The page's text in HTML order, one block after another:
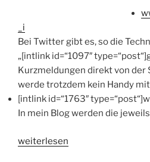
_i
Bei Twitter gibt es, so die
„[intlink id=“1097″
Kurzmeldungen direkt von der
werde trotzdem kein Handy
[intlink id=“1763″
In mein Blog werden die
„Live
weiterlesen